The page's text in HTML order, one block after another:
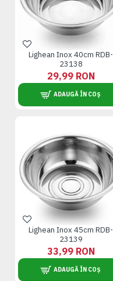
Lighean Inox 40cm RDB-
23138
29,99 RON
ADAUGĂ ÎN COȘ
Lighean Inox 45cm RDB-
23139
33,99 RON
ADAUGĂ ÎN COȘ